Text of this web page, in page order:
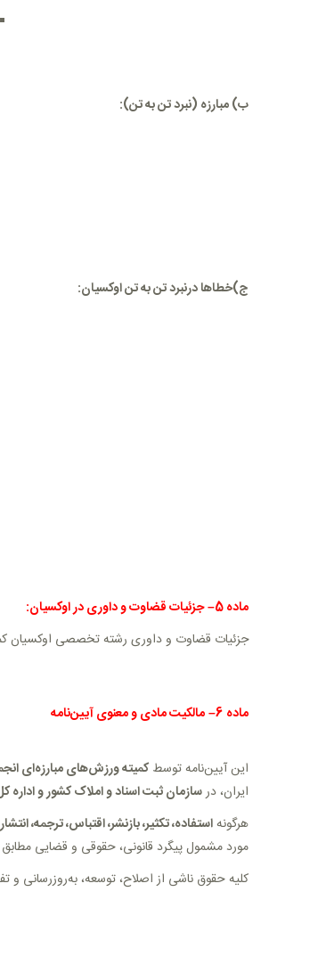
ب) مبارزه (نبرد تن به تن):
ج)خطاها درنبرد تن به تن اوکسیان:
ماده5
–جزئیات قضاوت و داوری در اوکسیان:
جزئیات قضاوت و داوری رشته تخصصی اوکسیان
ماده 6
–مالکیت مادی و معنوی آیین‌نامه
این آیین‌نامه توسطکمیته ورزش‌های مبارزه‌ای
ایران، درسازمان ثبت اسناد و املاک کشور و اداره
هرگونهاستفاده، تکثیر، بازنشر، اقتباس، ترجمه،
مورد مشمول پیگرد قانونی، حقوقی و قضایی
کلیه حقوق ناشی از اصلاح، توسعه، به‌روزرسانی و